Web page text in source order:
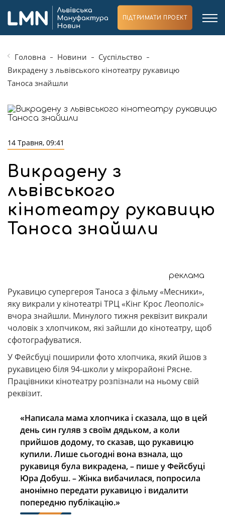
ПІДТРИМАТИ ПРОЕКТ
Головна Новини
Суспільство
Викрадену з львівського кінотеатру рукавицю
Таноса знайшли
14 Травня, 09:41
Викрадену з
львівського
кінотеатру рукавицю
Таноса знайшли
реклама
Рукавицю супергероя Таноса з фільму «Месники»,
яку викрали у кінотеатрі ТРЦ «Кінг Крос Леополіс»
вчора знайшли. Минулого тижня реквізит викрали
чоловік з хлопчиком, які зайшли до кінотеатру, щоб
сфотографуватися.
У Фейсбуці поширили фото хлопчика, який йшов з
рукавицею біля 94-школи у мікрорайоні Рясне.
Працівники кінотеатру розпізнали на ньому свій
реквізит.
«Написала мама хлопчика і сказала, що в цей
день син гуляв з своїм дядьком, а коли
прийшов додому, то сказав, що рукавицю
купили. Лише сьогодні вона взнала, що
рукавиця була викрадена, – пише у Фейсбуці
Юра Добуш. – Жінка вибачилася, попросила
анонімно передати рукавицю і видалити
попередню публікацію.»